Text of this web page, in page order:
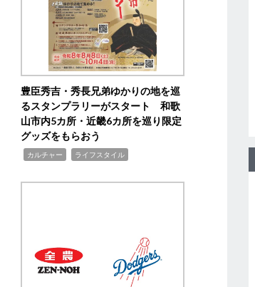
豊臣秀吉・秀長兄弟ゆかりの地を巡
るスタンプラリーがスタート 和歌
山市内5カ所・近畿6カ所を巡り限定
グッズをもらおう
カルチャー ライフスタイル